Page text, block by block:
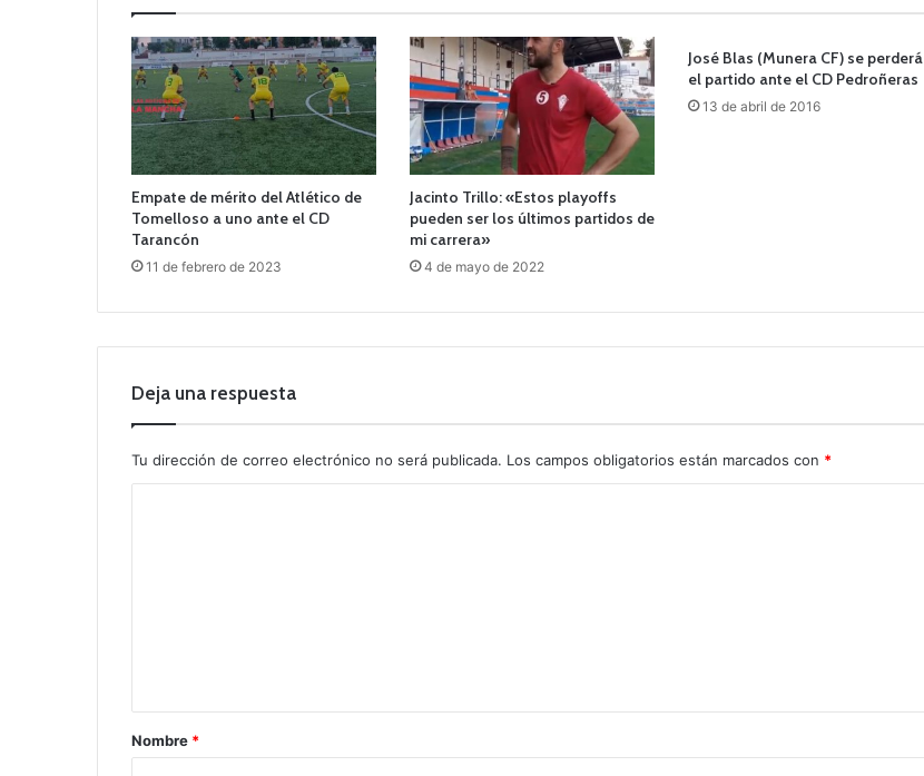
Empate de mérito del Atlético de
Tomelloso a uno ante el CD
Tarancón
11 de febrero de 2023
Jacinto Trillo: «Estos playoffs
pueden ser los últimos partidos de
mi carrera»
4 de mayo de 2022
José Blas (Munera CF) se perderá
el partido ante el CD Pedroñeras
13 de abril de 2016
Deja una respuesta
Tu dirección de correo electrónico no será publicada. Los campos obligatorios están marcados con *
rNombre *